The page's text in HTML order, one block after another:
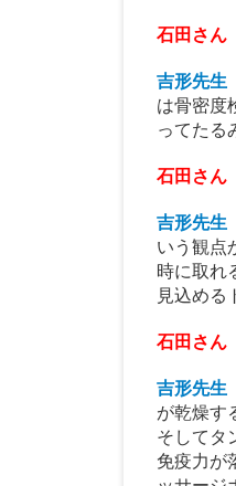
石田さん
吉形先生
は骨密度
ってたる
石田さん
吉形先生
いう観点
時に取れ
見込める
石田さん
吉形先生
が乾燥す
そしてタ
免疫力が